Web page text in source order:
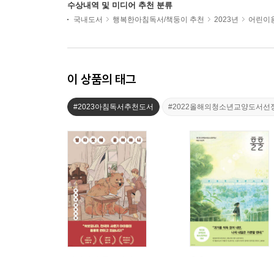
수상내역 및 미디어 추천 분류
국내도서 행복한아침독서/책둥이 추천 2023년 어린이
이 상품의 태그
#2023아침독서추천도서 #2022올해의청소년교양도서선